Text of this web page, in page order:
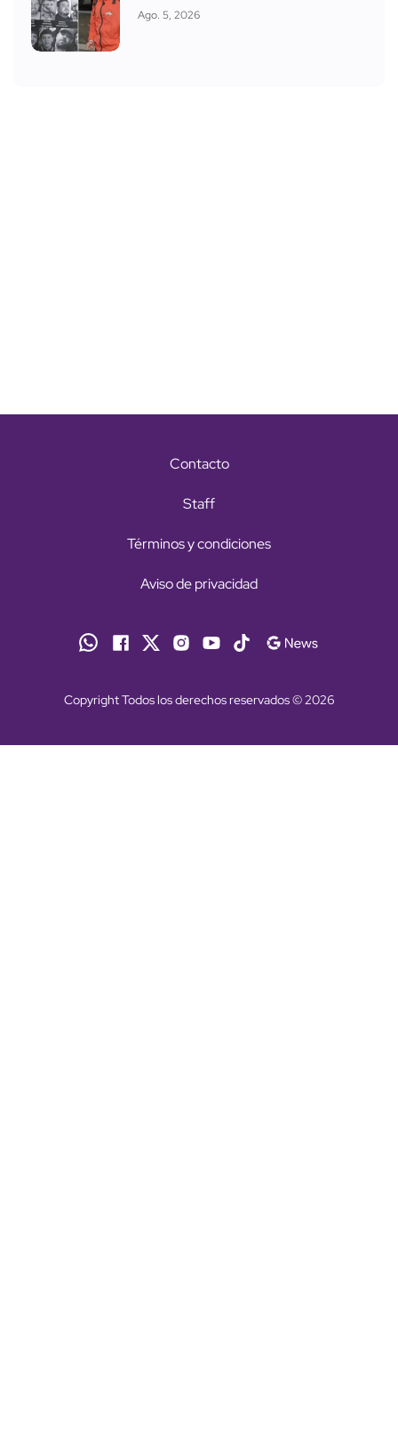
Ago. 5, 2026
Contacto
Staff
Términos y condiciones
Aviso de privacidad
Copyright Todos los derechos reservados © 2026